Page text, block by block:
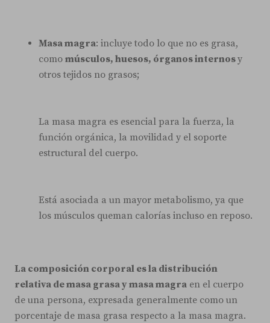
Masa magra: incluye todo lo que no es grasa,
como músculos, huesos, órganos internosy
otros tejidos no grasos;
La masa magra es esencial para la fuerza, la
función orgánica, la movilidad y el soporte
estructural del cuerpo.
Está asociada a un mayor metabolismo, ya que
los músculos queman calorías incluso en reposo.
La composición corporal es la distribución
relativa de masa grasa y masa magra en el cuerpo
de una persona, expresada generalmente como un
porcentaje de masa grasa respecto a la masa magra.